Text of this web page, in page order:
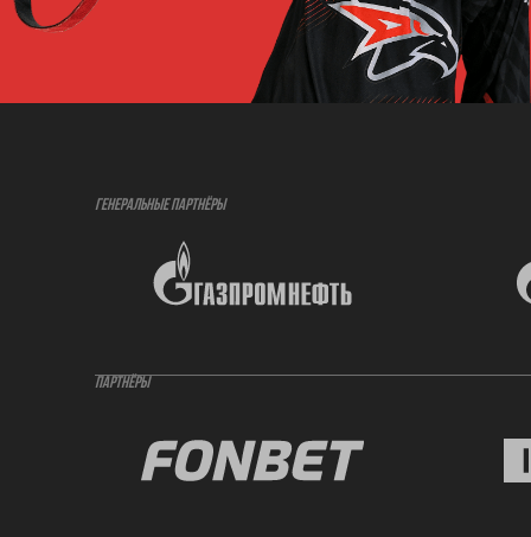
ГЕНЕРАЛЬНЫЕ ПАРТНЁРЫ
ПАРТНЁРЫ